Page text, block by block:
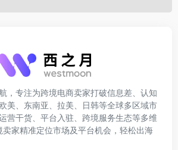
，专注为跨境电商卖家打破信息差、认知
美、东南亚、拉美、日韩等全球多区域市
营干货、平台入驻、跨境服务生态等多维
卖家精准定位市场及平台机会，轻松出海